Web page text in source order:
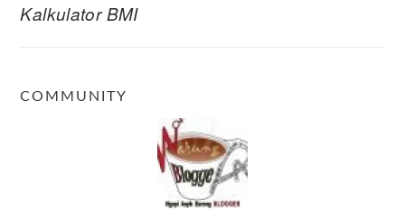
Kalkulator BMI
COMMUNITY